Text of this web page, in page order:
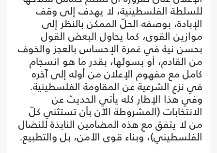
للسلطة الفلسطينية، لا يهدف إلى وقف
الإبادة، بوصفه الحلّ الممكن بالنظر إلى
موازين القوى، كما يحاول البعض القول
بحسن نية في غمرة الإحساس بالعجز والخوف
من القادم، أو بسوئها، بقدر ما هو انسجام
كامل مع مفهوم الإعلان من أوله إلى آخره
في نزع الشرعية عن المقاومة الفلسطينية.
وفي هذا الإطار كله يأتي الحديث عن
الانتخابات (المشروطة الآن بأن تستثني كلّ
من لا يتفق مع هذه المضامين النابذة للنضال
الفلسطيني)، وبناء قوى الأمن، بل والتطبيع.